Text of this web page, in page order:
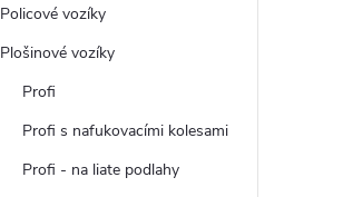
Policové vozíky
Plošinové vozíky
Profi
Profi s nafukovacími kolesami
Profi - na liate podlahy